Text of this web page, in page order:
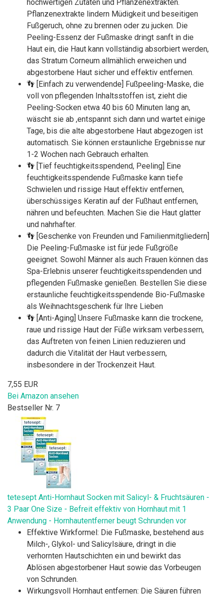
hochwertigen Zutaten und Pflanzenextrakten.
Pflanzenextrakte lindern Müdigkeit und beseitigen
Fußgeruch, ohne zu brennen oder zu jucken. Die
Peeling-Essenz der Fußmaske dringt sanft in die
Haut ein, die Haut kann vollständig absorbiert werden,
das Stratum Corneum allmählich erweichen und
abgestorbene Haut sicher und effektiv entfernen.
👣 [Einfach zu verwendende] Fußpeeling-Maske, die
voll von pflegenden Inhaltsstoffen ist, zieht die
Peeling-Socken etwa 40 bis 60 Minuten lang an,
wäscht sie ab ,entspannt sich dann und wartet einige
Tage, bis die alte abgestorbene Haut abgezogen ist
automatisch. Sie können erstaunliche Ergebnisse nur
1-2 Wochen nach Gebrauch erhalten.
👣 [Tief feuchtigkeitsspendend, Peeling] Eine
feuchtigkeitsspendende Fußmaske kann tiefe
Schwielen und rissige Haut effektiv entfernen,
überschüssiges Keratin auf der Fußhaut entfernen,
nähren und befeuchten. Machen Sie die Haut glatter
und nahrhafter.
👣 [Geschenke von Freunden und Familienmitgliedern]
Die Peeling-Fußmaske ist für jede Fußgröße
geeignet. Sowohl Männer als auch Frauen können das
Spa-Erlebnis unserer feuchtigkeitsspendenden und
pflegenden Fußmaske genießen. Bestellen Sie diese
erstaunliche feuchtigkeitsspendende Bio-Fußmaske
als Weihnachtsgeschenk für Ihre Lieben
👣 [Anti-Aging] Unsere Fußmaske kann die trockene,
raue und rissige Haut der Füße wirksam verbessern,
das Auftreten von feinen Linien reduzieren und
dadurch die Vitalität der Haut verbessern,
insbesondere in der Trockenzeit Haut.
7,55 EUR
Bei Amazon ansehen
Bestseller Nr. 7
tetesept Anti-Hornhaut Socken mit Salicyl- & Fruchtsäuren -
3 Paar One Size - Befreit effektiv von Hornhaut mit 1
Anwendung - Hornhautentferner beugt Schrunden vor
Effektive Wirkformel: Die Fußmaske, bestehend aus
Milch-, Glykol- und Salicylsäure, dringt in die
verhornten Hautschichten ein und bewirkt das
Ablösen abgestorbener Haut sowie das Vorbeugen
von Schrunden.
Wirkungsvoll Hornhaut entfernen: Die Säuren führen